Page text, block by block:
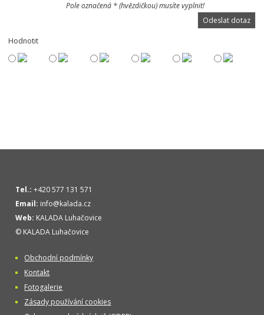
Pole označená * (hvězdičkou) musíte vyplnit!
Hodnotit
Tel.: +420 577 131 571
Email: info@kalada.cz
Web: KALADA Luhačovice
© KALADA Luhačovice
Obchodní podmínky
Kontakt
Fotogalerie
Zásady používání cookies